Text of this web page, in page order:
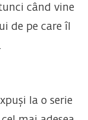
când vine
de pe care îl
la o serie